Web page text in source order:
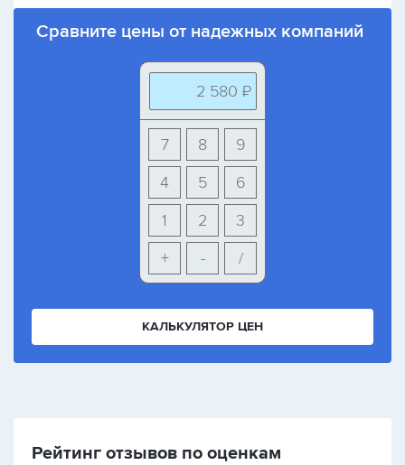
Сравните цены от надежных компаний
2 580 ₽
9
8
7
6
5
4
3
2
1
+
- /
КАЛЬКУЛЯТОР ЦЕН
Рейтинг отзывов по оценкам